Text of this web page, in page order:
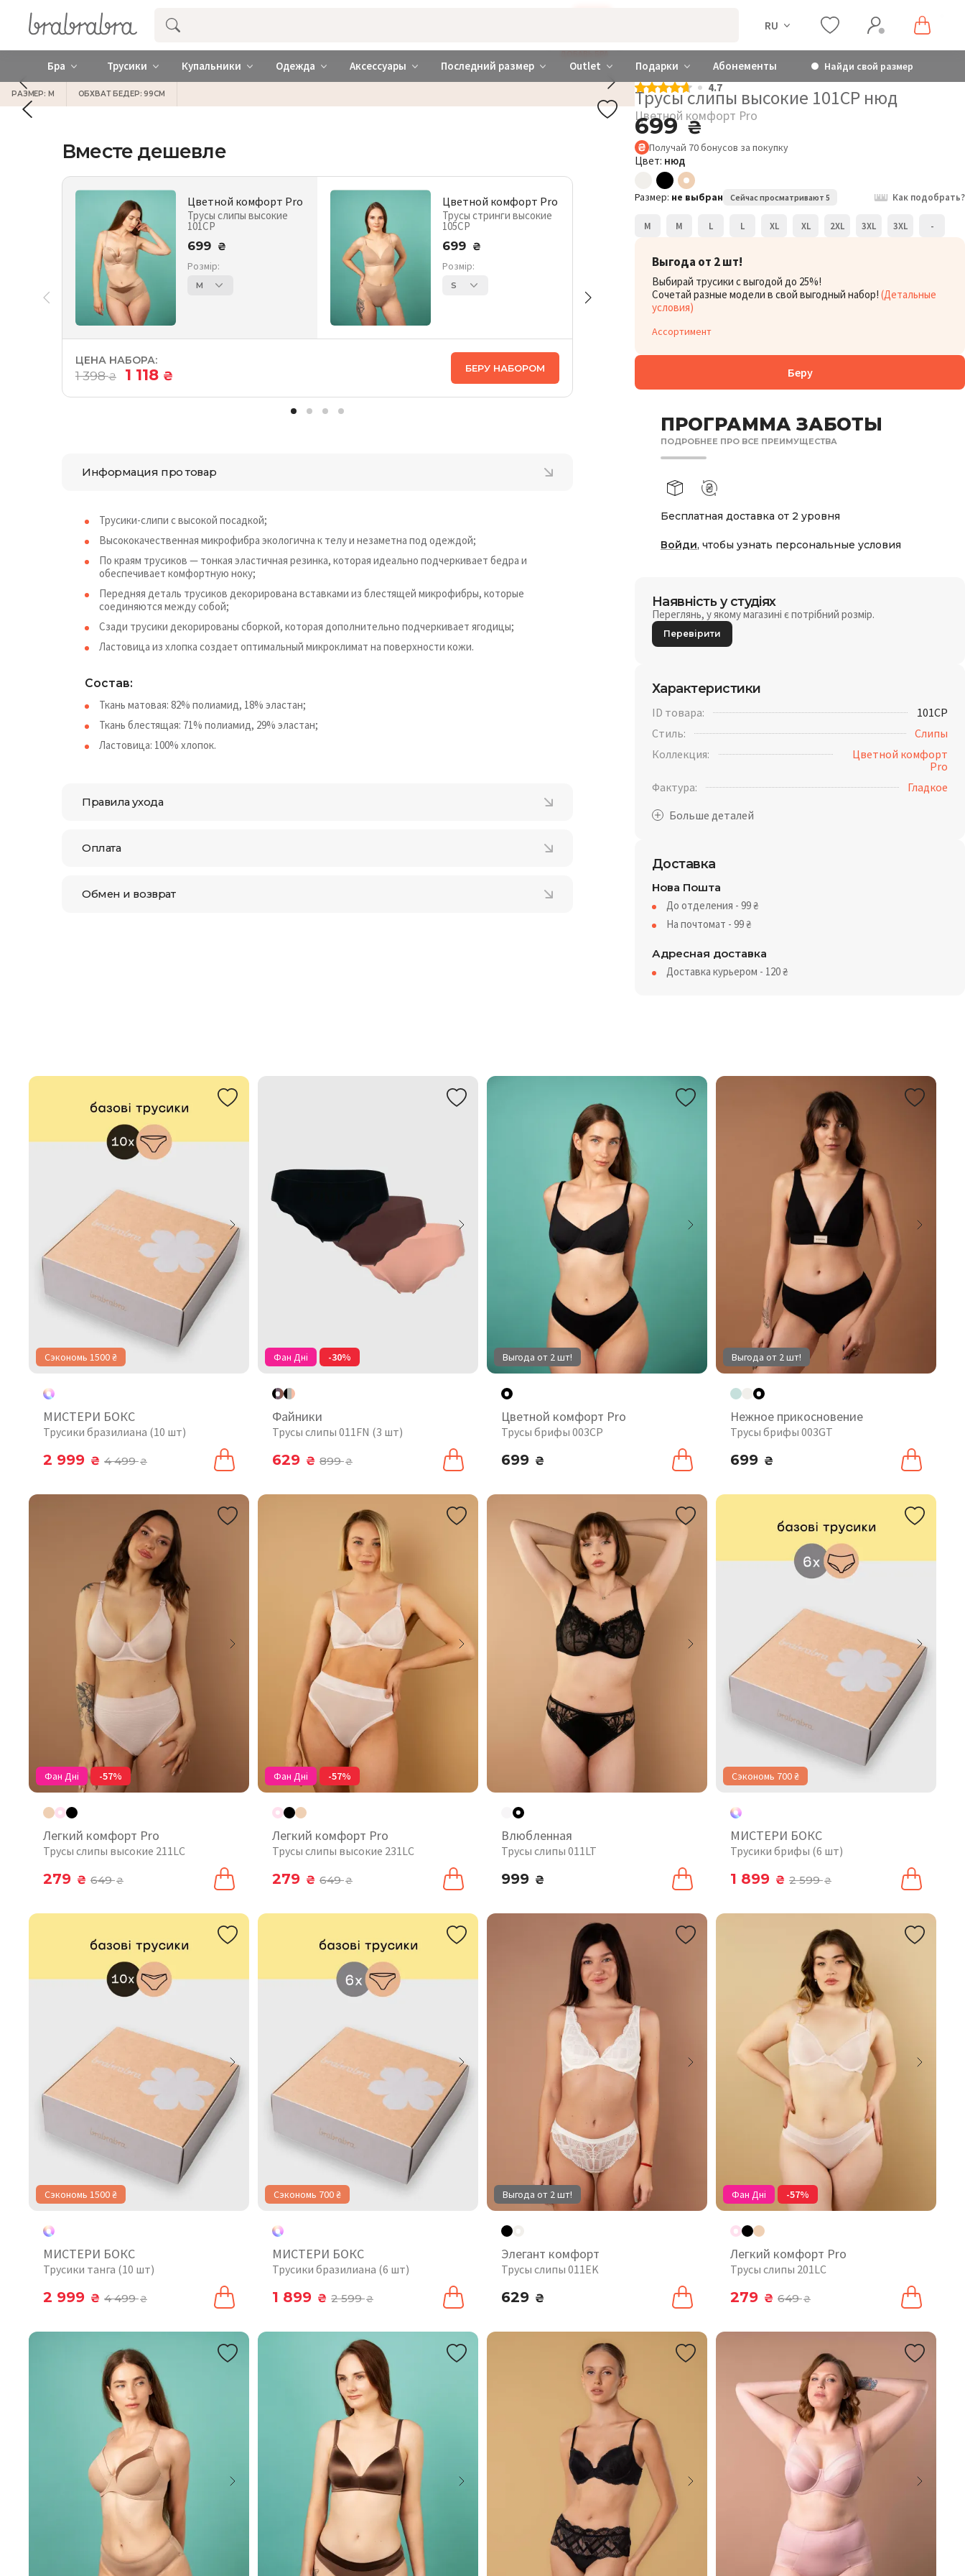
Купить нижнее женское белье ❤️ brabrabra ❤️ Киев и Украина RU
Бра Трусики Купальники Одежда Аксессуары Последний размер Outlet Подарки Абонементы Найди свой размер
ДОБАВЬ БРА
РАЗМЕР: M ОБХВАТ БЕДЕР: 99СМ 4.7
Трусы слипы высокие 101CP нюд
Цветной комфорт Pro
699 ₴
Получай 70бонусов за покупку
Цвет: нюд
Размер: не выбран Сейчас просматривают 5 Как подобрать?
M M L L XL XL 2XL 3XL 3XL -
Выгода от 2 шт!
Выбирай трусики с выгодой до 25%!
Сочетай разные модели в свой выгодный набор! (Детальные
условия)
Ассортимент
Беру
ПРОГРАММА ЗАБОТЫ
ПОДРОБНЕЕ ПРО ВСЕ ПРЕИМУЩЕСТВА
Бесплатная доставка от 2 уровня
Войди, чтобы узнать персональные условия
Наявність у студіях
Переглянь, у якому магазині є потрібний розмір.
Перевірити
Характеристики
ID товара:
101CP
Стиль:
Слипы
Коллекция:
Цветной комфорт
Pro
Фактура:
Гладкое
Доставка
Нова Пошта
До отделения - 99₴
На почтомат - 99₴
Адресная доставка
Доставка курьером - 120₴
Вместе дешевле
Цветной комфорт Pro
Трусы слипы высокие
101CP
699 ₴
Розмір:
M
Цветной комфорт Pro
Трусы стринги высокие
105CP
699 ₴
Розмір:
S
ЦЕНА НАБОРА:
1 398₴ 1 118 ₴
БЕРУ НАБОРОМ
Цветной комфорт Pro
101CP
Розмір:
M
ЦЕНА НАБОРА:
Информация про товар
Трусики-слипи с высокой посадкой;
Высококачественная микрофибра экологична к телу и незаметна под одеждой;
По краям трусиков — тонкая эластичная резинка, которая идеально подчеркивает бедра и
обеспечивает комфортную ноку;
Передняя деталь трусиков декорирована вставками из блестящей микрофибры, которые
соединяются между собой;
Сзади трусики декорированы сборкой, которая дополнительно подчеркивает ягодицы;
Ластовица из хлопка создает оптимальный микроклимат на поверхности кожи.
Состав:
Ткань матовая: 82% полиамид, 18% эластан;
Ткань блестящая: 71% полиамид, 29% эластан;
Ластовица: 100% хлопок.
Правила ухода
Оплата
Обмен и возврат
Сэкономь 1500 ₴
МИСТЕРИ БОКС
Трусики бразилиана (10 шт)
2 999 ₴ 4 499₴
Фан Дні -30%
Файники
Трусы слипы 011FN (3 шт)
629 ₴ 899₴
Выгода от 2 шт!
Цветной комфорт Pro
Трусы брифы 003CP
699 ₴
Выгода от 2 шт!
Нежное прикосновение
Трусы брифы 003GT
699 ₴
Фан Дні -57%
Легкий комфорт Pro
Трусы слипы высокие 211LC
279 ₴ 649₴
Фан Дні -57%
Легкий комфорт Pro
Трусы слипы высокие 231LC
279 ₴ 649₴
Влюбленная
Трусы слипы 011LT
999 ₴
Сэкономь 700 ₴
МИСТЕРИ БОКС
Трусики брифы (6 шт)
1 899 ₴ 2 599₴
Сэкономь 1500 ₴
МИСТЕРИ БОКС
Трусики танга (10 шт)
2 999 ₴ 4 499₴
Сэкономь 700 ₴
МИСТЕРИ БОКС
Трусики бразилиана (6 шт)
1 899 ₴ 2 599₴
Выгода от 2 шт!
Элегант комфорт
Трусы слипы 011EK
629 ₴
Фан Дні -57%
Легкий комфорт Pro
Трусы слипы 201LC
279 ₴ 649₴